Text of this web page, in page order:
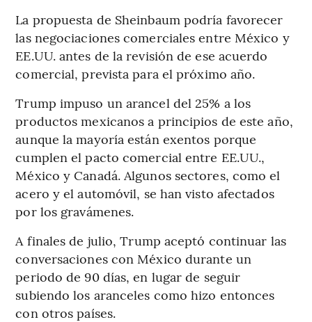
La propuesta de Sheinbaum podría favorecer
las negociaciones comerciales entre México y
EE.UU. antes de la revisión de ese acuerdo
comercial, prevista para el próximo año.
Trump impuso un arancel del 25% a los
productos mexicanos a principios de este año,
aunque la mayoría están exentos porque
cumplen el pacto comercial entre EE.UU.,
México y Canadá. Algunos sectores, como el
acero y el automóvil, se han visto afectados
por los gravámenes.
A finales de julio, Trump aceptó continuar las
conversaciones con México durante un
periodo de 90 días, en lugar de seguir
subiendo los aranceles como hizo entonces
con otros países.